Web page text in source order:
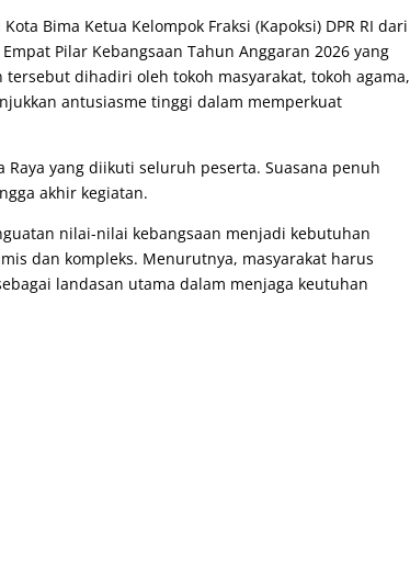
Bima Ketua Kelompok Fraksi (Kapoksi) DPR RI dari
Pilar Kebangsaan Tahun Anggaran 2026 yang
dihadiri oleh tokoh masyarakat, tokoh agama,
antusiasme tinggi dalam memperkuat
yang diikuti seluruh peserta. Suasana penuh
akhir kegiatan.
nilai-nilai kebangsaan menjadi kebutuhan
dan kompleks. Menurutnya, masyarakat harus
landasan utama dalam menjaga keutuhan